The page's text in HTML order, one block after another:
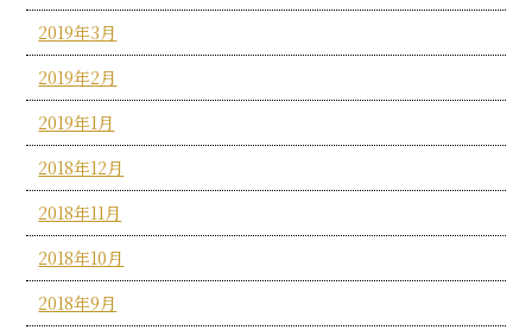
2019年3月
2019年2月
2019年1月
2018年12月
2018年11月
2018年10月
2018年9月